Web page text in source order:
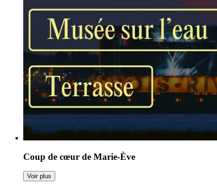
Coup de cœur de Marie-Ève
Voir plus